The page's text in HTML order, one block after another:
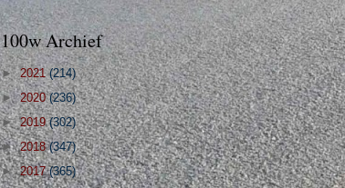
100w Archief
►2021(214)
►2020(236)
►2019(302)
►2018(347)
►2017(365)